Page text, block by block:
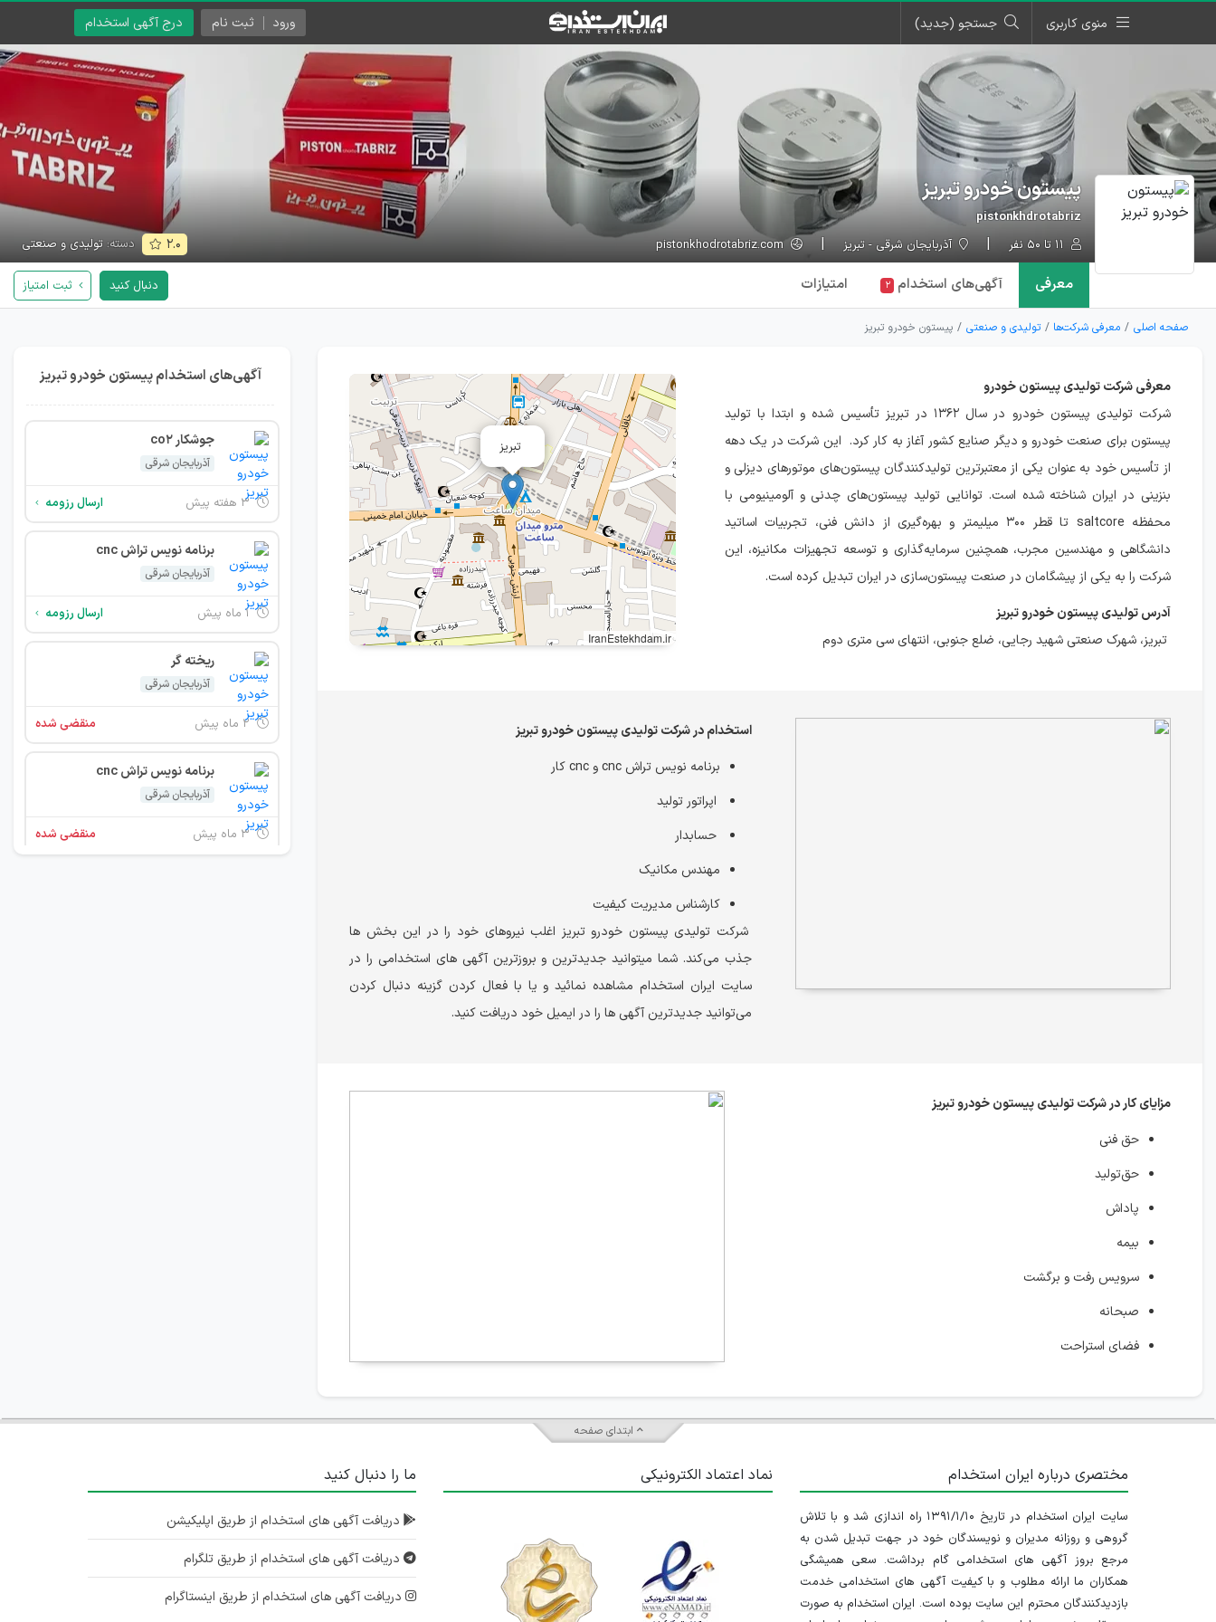
منوی کاربری جستجو (جدید) درج آگهی استخدام ورود ثبت نام
پیستون خودرو تبریز
pistonkhdrotabriz
آذربایجان شرقی - تبریز ۲.۰ دسته: تولیدی و صنعتی
معرفی آگهی‌های استخدام ۲ امتیازات دنبال کنید ثبت امتیاز
صفحه اصلی معرفی شرکت‌ها تولیدی و صنعتی پیستون خودرو تبریز
معرفی شرکت تولیدی پیستون خودرو
شرکت تولیدی پیستون خودرو در سال ۱۳۶۲ در تبریز تأسیس شده و ابتدا با تولید
پیستون برای صنعت خودرو و دیگر صنایع کشور آغاز به کار کرد. این شرکت در یک دهه
از تأسیس خود به عنوان یکی از معتبرترین تولیدکنندگان پیستون‌های موتورهای دیزلی و
بنزینی در ایران شناخته شده است. توانایی تولید پیستون‌های چدنی و آلومینیومی با
محفظه saltcore تا قطر ۳۰۰ میلیمتر و بهره‌گیری از دانش فنی، تجربیات اساتید
دانشگاهی و مهندسین مجرب، همچنین سرمایه‌گذاری و توسعه تجهیزات مکانیزه، این
شرکت را به یکی از پیشگامان در صنعت پیستون‌سازی در ایران تبدیل کرده است.
آدرس تولیدی پیستون خودرو تبریز
تبریز، شهرک صنعتی شهید رجایی، ضلع جنوبی، انتهای سی متری دوم
تبریز
IranEstekhdam.ir
استخدام در شرکت تولیدی پیستون خودرو تبریز
برنامه نویس تراش cnc و cnc کار
اپراتور تولید
حسابدار
مهندس مکانیک
کارشناس مدیریت کیفیت
شرکت تولیدی پیستون خودرو تبریز اغلب نیروهای خود را در این بخش ها
جذب می‌کند. شما می‎توانید جدیدترین و بروزترین آگهی های استخدامی را در
سایت ایران استخدام مشاهده نمائید و یا با فعال کردن گزینه دنبال کردن
می‌توانید جدیدترین آگهی ها را در ایمیل خود دریافت کنید.
مزایای کار در شرکت تولیدی پیستون خودرو تبریز
حق فنی
حق‌تولید
پاداش
بیمه
سرویس رفت و برگشت
صبحانه
فضای استراحت
آگهی‌های استخدام پیستون خودرو تبریز
جوشکار co2
آذربایجان شرقی
۳ هفته پیش ارسال رزومه
برنامه نویس تراش cnc
آذربایجان شرقی
۱ ماه پیش ارسال رزومه
ریخته گر
آذربایجان شرقی
۲ ماه پیش منقضی شده
برنامه نویس تراش cnc
آذربایجان شرقی
۳ ماه پیش منقضی شده
۲ سال پیش منقضی شده
ابتدای صفحه
مختصری درباره ایران استخدام
سایت ایران استخدام در تاریخ ۱۳۹۱/۱/۱۰ راه اندازی شد و با تلاش
گروهی و روزانه مدیران و نویسندگان خود در جهت تبدیل شدن به
مرجع بروز آگهی های استخدامی گام برداشت. سعی همیشگی
همکاران ما ارائه مطلوب و با کیفیت آگهی های استخدامی خدمت
بازدیدکنندگان محترم این سایت بوده است. ایران استخدام به صورت
نماد اعتماد الکترونیکی ما را دنبال کنید
دریافت آگهی های استخدام از طریق اپلیکیشن
دریافت آگهی های استخدام از طریق تلگرام
دریافت آگهی های استخدام از طریق اینستاگرام